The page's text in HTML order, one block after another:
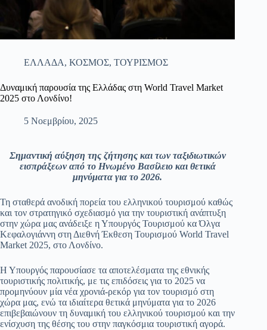
ΕΛΛΑΔΑ, ΚΟΣΜΟΣ, ΤΟΥΡΙΣΜΟΣ
Δυναμική παρουσία της Ελλάδας στη World Travel Market
2025 στο Λονδίνο!
5 Νοεμβρίου, 2025
Σημαντική αύξηση της ζήτησης και των ταξιδιωτικών
εισπράξεων από το Ηνωμένο Βασίλειο και θετικά
μηνύματα για το 2026.
Τη σταθερά ανοδική πορεία του ελληνικού τουρισμού καθώς
και τον στρατηγικό σχεδιασμό για την τουριστική ανάπτυξη
στην χώρα μας ανάδειξε η Υπουργός Τουρισμού κα Όλγα
Κεφαλογιάννη στη Διεθνή Έκθεση Τουρισμού World Travel
Market 2025, στο Λονδίνο.
Η Υπουργός παρουσίασε τα αποτελέσματα της εθνικής
τουριστικής πολιτικής, με τις επιδόσεις για το 2025 να
προμηνύουν μία νέα χρονιά-ρεκόρ για τον τουρισμό στη
χώρα μας, ενώ τα ιδιαίτερα θετικά μηνύματα για το 2026
επιβεβαιώνουν τη δυναμική του ελληνικού τουρισμού και την
ενίσχυση της θέσης του στην παγκόσμια τουριστική αγορά.